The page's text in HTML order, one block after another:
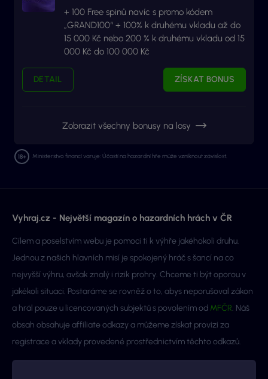
+ 100 Free spinů navíc s promo kódem
„GRAND100“ + 100% k druhému vkladu až do
15 000 Kč nebo 200 % k druhému vkladu od 15
000 Kč do 100 000 Kč
DETAIL ZÍSKAT BONUS
Zobrazit všechny bonusy na losy
Ministerstvo financí varuje: Účastí na hazardní hře může vzniknout závislost.
Vyhraj.cz - Největší magazín o hazardních hrách v ČR
Cílem a poselstvím webu je pomoci ti k výhře jakéhokoli druhu.
Jednou z našich hlavních misí je spokojený hráč s šancí na co
nejvyšší výhru, avšak znalý i rizik prohry. Chceme ti být oporou v
jakékoli situaci. Postaráme se rovněž o to, abys neporušoval zákon
a hrál pouze u licencovaných subjektů s povolením od MFČR. Náš
obsah obsahuje affiliate odkazy a můžeme získat provizi za
registrace a vklady provedené prostřednictvím těchto odkazů.